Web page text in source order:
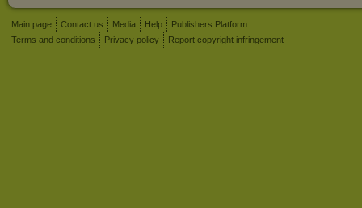
Main page Contact us Media Help
Publishers Platform
Terms and conditions
Privacy policy Report copyright infringement